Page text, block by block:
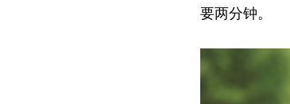
要两分钟。